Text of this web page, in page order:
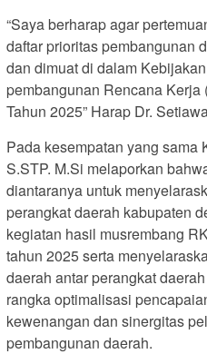
“Saya berharap agar
daftar prioritas pembangunan
dan dimuat di dalam
pembangunan Rencana
Tahun 2025” Harap Dr.
Pada kesempatan yang sama
S.STP. M.Si melaporkan
diantaranya untuk
perangkat daerah kabupaten
kegiatan hasil musrembang
tahun 2025 serta
daerah antar perangkat
rangka optimalisasi
kewenangan dan sinergitas
pembangunan daerah.